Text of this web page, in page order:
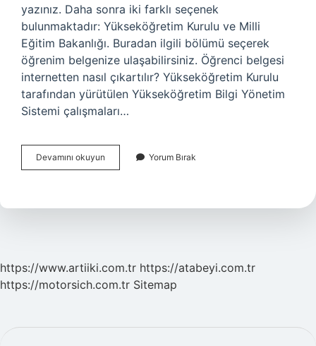
yazınız. Daha sonra iki farklı seçenek
bulunmaktadır: Yükseköğretim Kurulu ve Milli
Eğitim Bakanlığı. Buradan ilgili bölümü seçerek
öğrenim belgenize ulaşabilirsiniz. Öğrenci belgesi
internetten nasıl çıkartılır? Yükseköğretim Kurulu
tarafından yürütülen Yükseköğretim Bilgi Yönetim
Sistemi çalışmaları…
Devamını okuyun
Belgesi
Yorum Bırak
https://www.artiiki.com.tr https://atabeyi.com.tr
https://motorsich.com.tr Sitemap